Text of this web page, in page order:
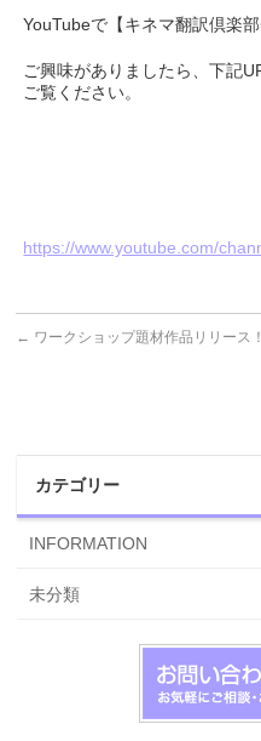
YouTubeで【キネマ翻訳倶楽
ご興味がありましたら、下記
ご覧ください。
https://www.youtube.com/
← ワークショップ題材作品リリース！
カテゴリー
INFORMATION
未分類